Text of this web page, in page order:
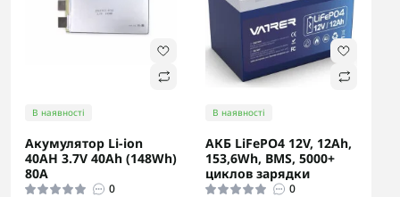
В наявності
Акумулятор Li-ion
40AH 3.7V 40Ah (148Wh)
80A
0
В наявності
АКБ LiFePO4 12V, 12Ah,
153,6Wh, BMS, 5000+
циклов зарядки
0